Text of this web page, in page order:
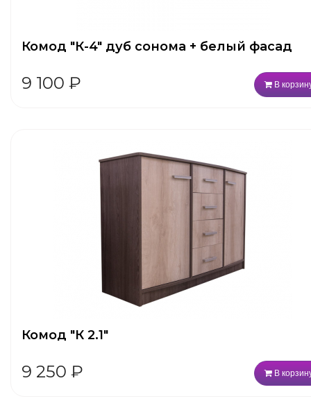
Комод "К-4" дуб сонома + белый фасад
9 100 ₽ В
Комод "К 2.1"
9 250 ₽ В